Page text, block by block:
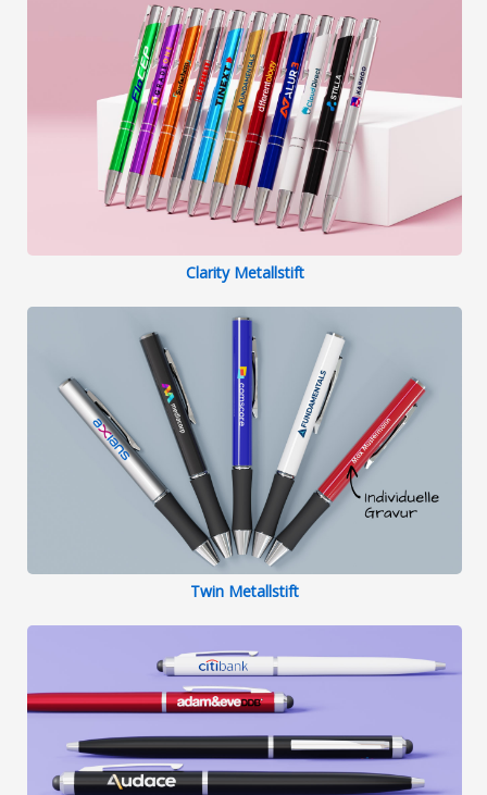
und die Preise sind wirklich fair. Gerne
werde ich wieder bei Flashbay bestellen.
Ein dickes Dankeschön an Herr Guse
und dem Team. Viel Erfolg wünscht Ina
Clarity Metallstift
Twin Metallstift